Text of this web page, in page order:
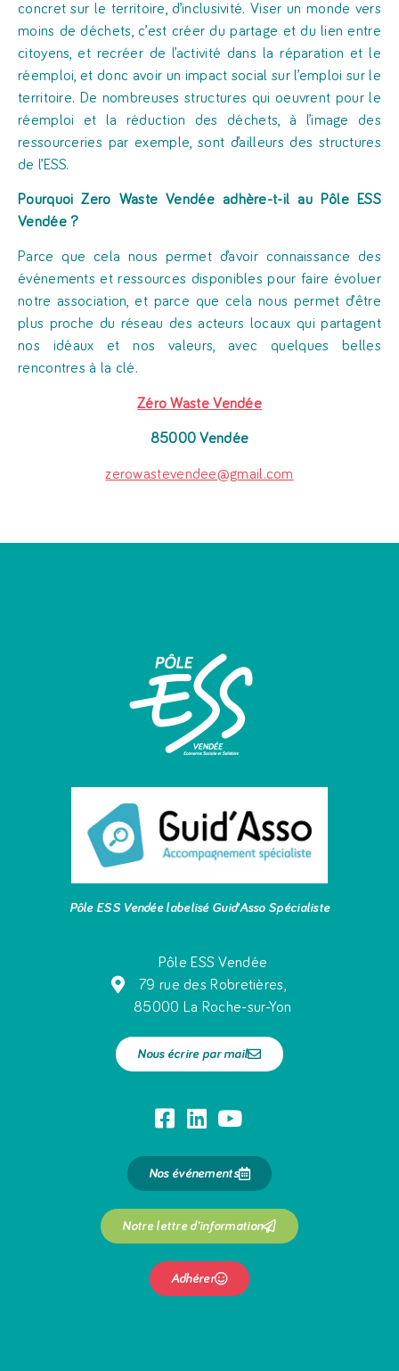
concret sur le territoire, d’inclusivité. Viser un monde vers
moins de déchets, c’est créer du partage et du lien entre
citoyens, et recréer de l’activité dans la réparation et le
réemploi, et donc avoir un impact social sur l’emploi sur le
territoire. De nombreuses structures qui oeuvrent pour le
réemploi et la réduction des déchets, à l’image des
ressourceries par exemple, sont d’ailleurs des structures
de l’ESS.
Pourquoi Zero Waste Vendée adhère-t-il au Pôle ESS
Vendée ?
Parce que cela nous permet d’avoir connaissance des
événements et ressources disponibles pour faire évoluer
notre association, et parce que cela nous permet d’être
plus proche du réseau des acteurs locaux qui partagent
nos idéaux et nos valeurs, avec quelques belles
rencontres à la clé.
Zéro Waste Vendée
85000 Vendée
zerowastevendee@gmail.com
Pôle ESS Vendée labelisé Guid’Asso Spécialiste
Pôle ESS Vendée
79 rue des Robretières,
85000 La Roche-sur-Yon
Nous écrire par mail
Nos événements
Notre lettre d'information
Adhérer